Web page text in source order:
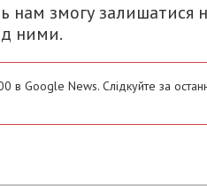
нам змогу залишатися
ними.
в Google News. Слідкуйте за